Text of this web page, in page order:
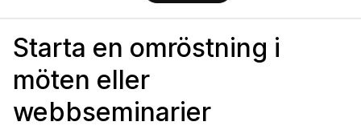
Starta en omröstning i
möten eller
webbseminarier